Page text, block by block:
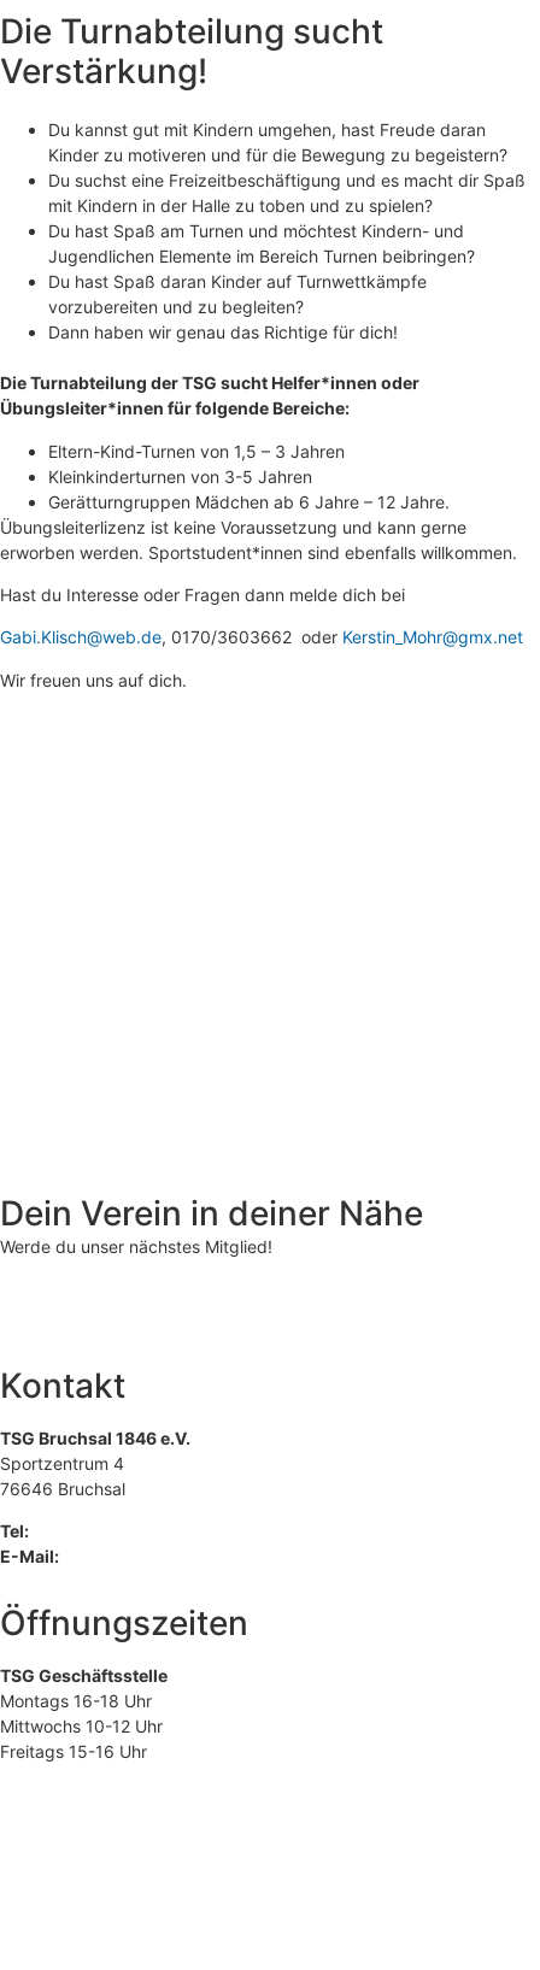
Die Turnabteilung sucht
Verstärkung!
Du kannst gut mit Kindern umgehen, hast Freude daran
Kinder zu motiveren und für die Bewegung zu begeistern?
Du suchst eine Freizeitbeschäftigung und es macht dir Spaß
mit Kindern in der Halle zu toben und zu spielen?
Du hast Spaß am Turnen und möchtest Kindern- und
Jugendlichen Elemente im Bereich Turnen beibringen?
Du hast Spaß daran Kinder auf Turnwettkämpfe
vorzubereiten und zu begleiten?
Dann haben wir genau das Richtige für dich!
Die Turnabteilung der TSG sucht Helfer*innen oder
Übungsleiter*innen für folgende Bereiche:
Eltern-Kind-Turnen von 1,5 – 3 Jahren
Kleinkinderturnen von 3-5 Jahren
Gerätturngruppen Mädchen ab 6 Jahre – 12 Jahre.
Übungsleiterlizenz ist keine Voraussetzung und kann gerne
erworben werden. Sportstudent*innen sind ebenfalls willkommen.
Hast du Interesse oder Fragen dann melde dich bei
Gabi.Klisch@web.de, 0170/3603662 oder Kerstin_Mohr@gmx.net
Wir freuen uns auf dich.
Dein Verein in deiner Nähe
Werde du unser nächstes Mitglied!
Kontakt
TSG Bruchsal 1846 e.V.
Sportzentrum 4
76646 Bruchsal
Tel:
E-Mail:
Öffnungszeiten
TSG Geschäftsstelle
Montags 16-18 Uhr
Mittwochs 10-12 Uhr
Freitags 15-16 Uhr